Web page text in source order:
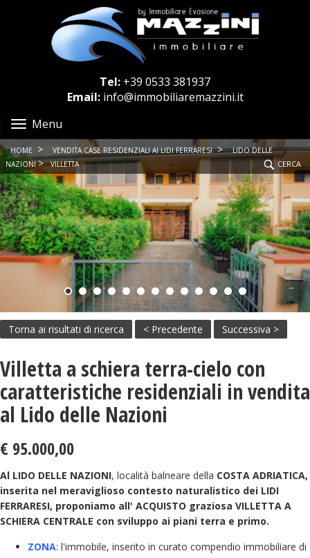
Tel: +39 0533 381937
Email: info@immobiliaremazzini.it
Menu
HOME > VENDITA CASE RESIDENZIALI AI LIDI FERRARESI >
LIDO DELLE
NAZIONI > VILLETTA CERCA
Torna ai risultati di ricerca < Precedente Successiva >
Villetta a schiera terra-cielo con
caratteristiche residenziali in vendita
al Lido delle Nazioni
€ 95.000,00
Al LIDO DELLE NAZIONI, località balneare della COSTA ADRIATICA,
inserita nel meraviglioso contesto naturalistico dei LIDI
FERRARESI, proponiamo all' ACQUISTO graziosa VILLETTA A
SCHIERA CENTRALE con sviluppo ai piani terra e primo.
ZONA: l'immobile, inserito in curato compendio immobiliare di